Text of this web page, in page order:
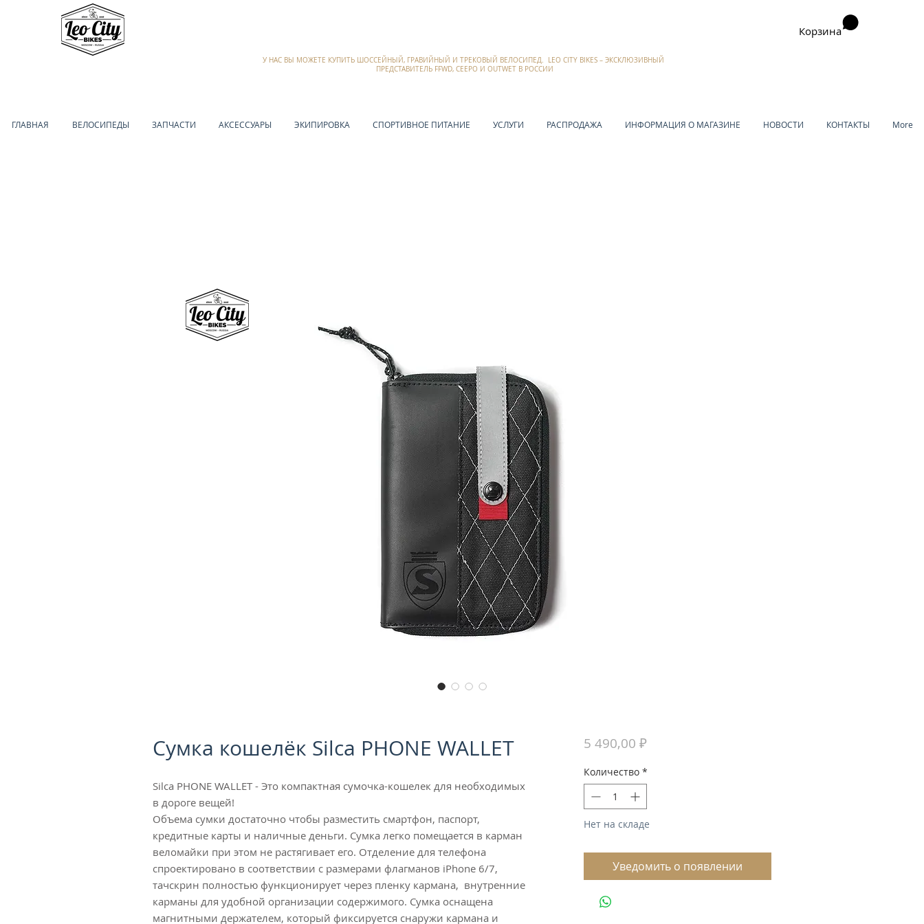
Корзина
У НАС ВЫ МОЖЕТЕ КУПИТЬ ШОССЕЙНЫЙ, ГРАВИЙНЫЙ И ТРЕКОВЫЙ ВЕЛОСИПЕД. LEO CITY BIKES – ЭКСКЛЮЗИВНЫЙ
ПРЕДСТАВИТЕЛЬ FFWD, CEEPO И OUTWET В РОССИИ
ГЛАВНАЯ ВЕЛОСИПЕДЫ ЗАПЧАСТИ АКСЕССУАРЫ ЭКИПИРОВКА СПОРТИВНОЕ ПИТАНИЕ УСЛУГИ РАСПРОДАЖА ИНФОРМАЦИЯ О МАГАЗИНЕ НОВОСТИ КОНТАКТЫ More
Сумка кошелёк Silca PHONE WALLET
Silca PHONE WALLET - Это компактная сумочка-кошелек для необходимых
в дороге вещей!
Объема сумки достаточно чтобы разместить смартфон, паспорт,
кредитные карты и наличные деньги. Сумка легко помещается в карман
веломайки при этом не растягивает его. Отделение для телефона
спроектировано в соответствии с размерами флагманов iPhone 6/7,
тачскрин полностью функционирует через пленку кармана, внутренние
карманы для удобной организации содержимого. Сумка оснащена
магнитными держателем, который фиксируется снаружи кармана и
5 490,00 ₽Цена
Количество *
Нет на складе
Уведомить о появлении